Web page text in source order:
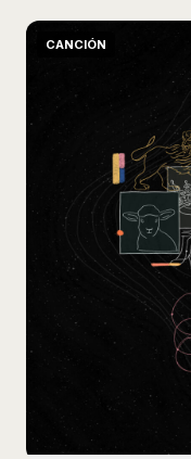
CANCIÓN